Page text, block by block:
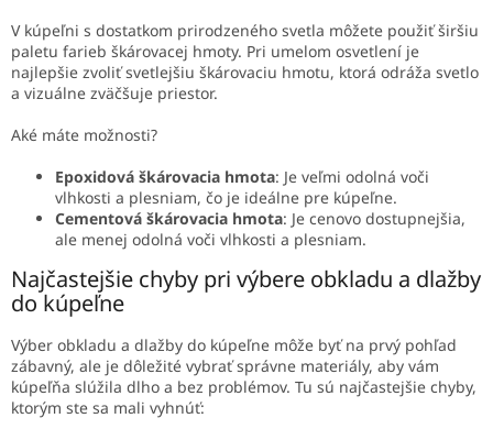
V kúpeľni s dostatkom prirodzeného svetla môžete použiť širšiu
paletu farieb škárovacej hmoty. Pri umelom osvetlení je
najlepšie zvoliť svetlejšiu škárovaciu hmotu, ktorá odráža svetlo
a vizuálne zväčšuje priestor.
Aké máte možnosti?
Epoxidová škárovacia hmota: Je veľmi odolná voči
vlhkosti a plesniam, čo je ideálne pre kúpeľne.
Cementová škárovacia hmota: Je cenovo dostupnejšia,
ale menej odolná voči vlhkosti a plesniam.
Najčastejšie chyby pri výbere obkladu a dlažby
do kúpeľne
Výber obkladu a dlažby do kúpeľne môže byť na prvý pohľad
zábavný, ale je dôležité vybrať správne materiály, aby vám
kúpeľňa slúžila dlho a bez problémov. Tu sú najčastejšie chyby,
ktorým ste sa mali vyhnúť: